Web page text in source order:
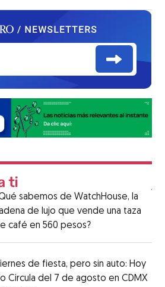
sabemos de WatchHouse, la
de lujo que vende una taza
café en 560 pesos?
de fiesta, pero sin auto: Hoy
Circula del 7 de agosto en CDMX